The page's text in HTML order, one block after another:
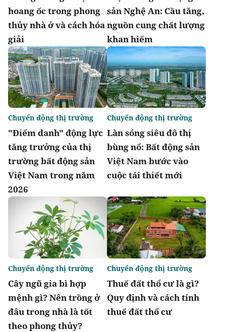
hoang ốc trong phong
thủy nhà ở và cách hóa
giải
sản Nghệ An: Cầu tăng,
nguồn cung chất lượng
khan hiếm
"Điểm danh" động lực
tăng trưởng của thị
trường bất động sản
Việt Nam trong năm
2026
Chuyển động thị trường
Làn sóng siêu đô thị
bùng nổ: Bất động sản
Việt Nam bước vào
cuộc tái thiết mới
Chuyển động thị trường
Cây ngũ gia bì hợp
mệnh gì? Nên trồng ở
đâu trong nhà là tốt
theo phong thủy?
Chuyển động thị trường
Thuế đất thổ cư là gì?
Quy định và cách tính
thuế đất thổ cư
Chuyển động thị trường